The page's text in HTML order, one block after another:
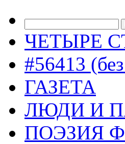
ЧЕТЫРЕ
#56413
ГАЗЕТА
ЛЮДИ И
ПОЭЗИЯ